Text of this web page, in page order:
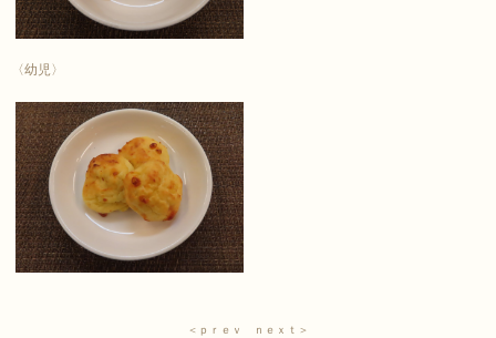
〈幼児〉
＜ｐｒｅｖ ｎｅｘｔ＞